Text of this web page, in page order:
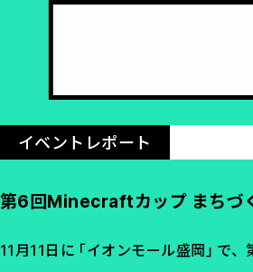
イベントレポート
第6回Minecraftカップ まちづ
11月11日に「イオンモール盛岡」で